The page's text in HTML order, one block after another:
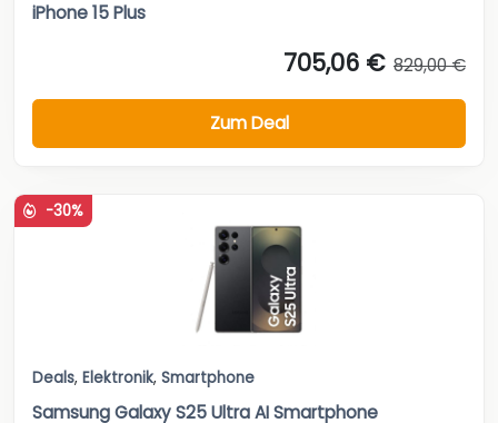
iPhone 15 Plus
705,06 € 829,00 €
Zum Deal
-30%
Deals, Elektronik, Smartphone
Samsung Galaxy S25 Ultra AI Smartphone